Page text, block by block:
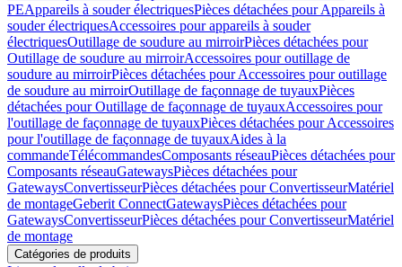
PEAppareils à souder électriquesPièces détachées pour Appareils à
souder électriquesAccessoires pour appareils à souder
électriquesOutillage de soudure au mirroirPièces détachées pour
Outillage de soudure au mirroirAccessoires pour outillage de
soudure au mirroirPièces détachées pour Accessoires pour outillage
de soudure au mirroirOutillage de façonnage de tuyauxPièces
détachées pour Outillage de façonnage de tuyauxAccessoires pour
l'outillage de façonnage de tuyauxPièces détachées pour Accessoires
pour l'outillage de façonnage de tuyauxAides à la
commandeTélécommandesComposants réseauPièces détachées pour
Composants réseauGatewaysPièces détachées pour
GatewaysConvertisseurPièces détachées pour ConvertisseurMatériel
de montageGeberit ConnectGatewaysPièces détachées pour
GatewaysConvertisseurPièces détachées pour ConvertisseurMatériel
de montage
Catégories de produits